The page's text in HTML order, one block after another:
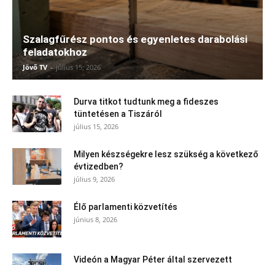
Szalagfűrész pontos és egyenletes darabolási
feladatokhoz
Jövő TV - július 15, 2026
Durva titkot tudtunk meg a fideszes
tüntetésen a Tiszáról
július 15, 2026
Milyen készségekre lesz szükség a következő
évtizedben?
július 9, 2026
Élő parlamenti közvetítés
június 8, 2026
Videón a Magyar Péter által szervezett